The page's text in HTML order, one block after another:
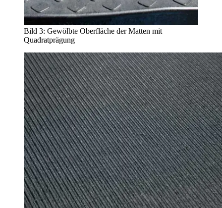
Bild 3: Gewölbte Oberfläche der Matten mit
Quadratprägung